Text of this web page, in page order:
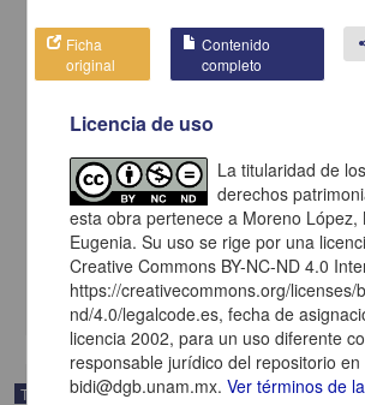
La administración de propiedad en condominio de
el Distrito Federal
Barrios Fletes, Gerardo
Ciencias Sociales y Económicas
Trabajo de grado
Ficha
original
Contenido
completo
Licencia de uso
La titularidad de los
derechos
esta obra pertenece a Moreno López,
Eugenia. Su uso se rige por una
Creative Commons BY-NC-ND 4.0
https://creativecommons.org/licenses/
nd/4.0/legalcode.es, fecha de
licencia 2002, para un uso diferente
responsable jurídico del repositorio en
bidi@dgb.unam.mx.Ver términos de